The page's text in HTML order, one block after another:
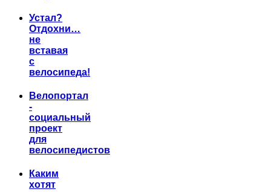
Устал?
Отдохни…
не
вставая
с
велосипеда!
Велопортал
-
социальный
проект
для
велосипедистов
Каким
хотят